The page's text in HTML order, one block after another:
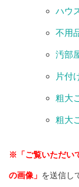
ハウ
不用
汚部
片付
粗大
粗大
※「ご覧いただい
の画像」 を送信し